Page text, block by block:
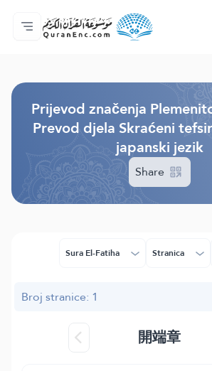
Početna stranica
Sadržaj prijevodā
Audio
Usluge programera - API
O projektu
Kontaktiraj nas
Jezik
Prijevod značenja
Prevod djela Skraćeni
japanski jezik
Share
Sura El-Fatiha Stranica
Broj stranice: 1
開端章